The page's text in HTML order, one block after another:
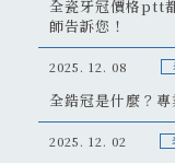
全瓷牙冠價格ptt
師告訴您！
2025. 12. 08
全鋯冠是什麼？
2025. 12. 02